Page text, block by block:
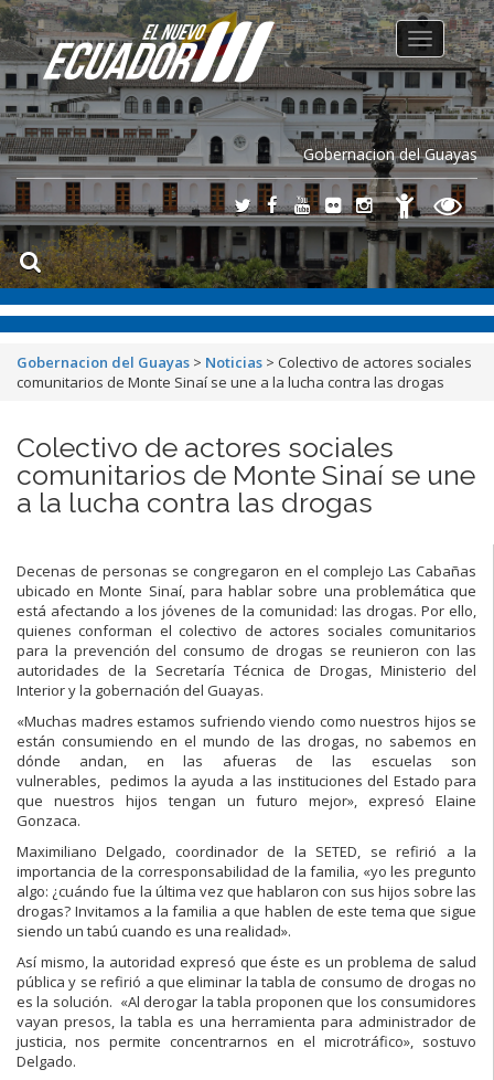
Gobernacion del Guayas
Toggle
navigation
Gobernacion del Guayas > Noticias > Colectivo de actores sociales
comunitarios de Monte Sinaí se une a la lucha contra las drogas
Colectivo de actores sociales
comunitarios de Monte Sinaí se une
a la lucha contra las drogas
Decenas de personas se congregaron en el complejo Las Cabañas
ubicado en Monte Sinaí, para hablar sobre una problemática que
está afectando a los jóvenes de la comunidad: las drogas. Por ello,
quienes conforman el colectivo de actores sociales comunitarios
para la prevención del consumo de drogas se reunieron con las
autoridades de la Secretaría Técnica de Drogas, Ministerio del
Interior y la gobernación del Guayas.
«Muchas madres estamos sufriendo viendo como nuestros hijos se
están consumiendo en el mundo de las drogas, no sabemos en
dónde andan, en las afueras de las escuelas son
vulnerables, pedimos la ayuda a las instituciones del Estado para
que nuestros hijos tengan un futuro mejor», expresó Elaine
Gonzaca.
Maximiliano Delgado, coordinador de la SETED, se refirió a la
importancia de la corresponsabilidad de la familia, «yo les pregunto
algo: ¿cuándo fue la última vez que hablaron con sus hijos sobre las
drogas? Invitamos a la familia a que hablen de este tema que sigue
siendo un tabú cuando es una realidad».
Así mismo, la autoridad expresó que éste es un problema de salud
pública y se refirió a que eliminar la tabla de consumo de drogas no
es la solución. «Al derogar la tabla proponen que los consumidores
vayan presos, la tabla es una herramienta para administrador de
justicia, nos permite concentrarnos en el microtráfico», sostuvo
Delgado.